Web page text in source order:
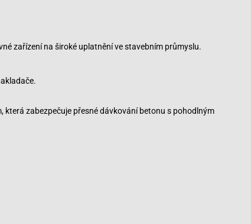
zařízení na široké uplatnění ve stavebním průmyslu.
gry inwestują w narzędzie, które nie do końca pasuje
takich jak renowacja istniejących obiektów
łopaty do mieszania betonu na miejscu,
go do położenia fundamentów lub naprawy istniejących
oczekiwanie na gotowe materiały do przybycia od
zabezpečuje přesné dávkování betonu s pohodlným